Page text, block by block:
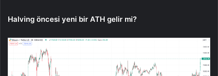
Halving öncesi yeni bir ATH gelir mi?